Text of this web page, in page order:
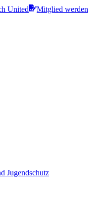
United Mitglied werden
Jugendschutz